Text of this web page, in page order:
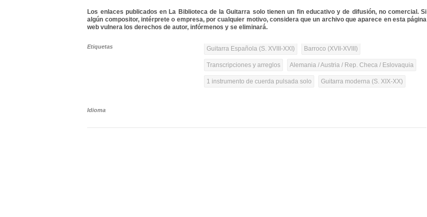
Los enlaces publicados en La Biblioteca de la Guitarra solo tienen un fin educativo y de difusión, no comercial. Si
algún compositor, intérprete o empresa, por cualquier motivo, considera que un archivo que aparece en esta página
web vulnera los derechos de autor, infórmenos y se eliminará.
Etiquetas Guitarra Española (S. XVIII-XXI) Barroco (XVII-XVIII)
Transcripciones y arreglos Alemania / Austria / Rep. Checa / Eslovaquia
1 instrumento de cuerda pulsada solo Guitarra moderna (S. XIX-XX)
Idioma